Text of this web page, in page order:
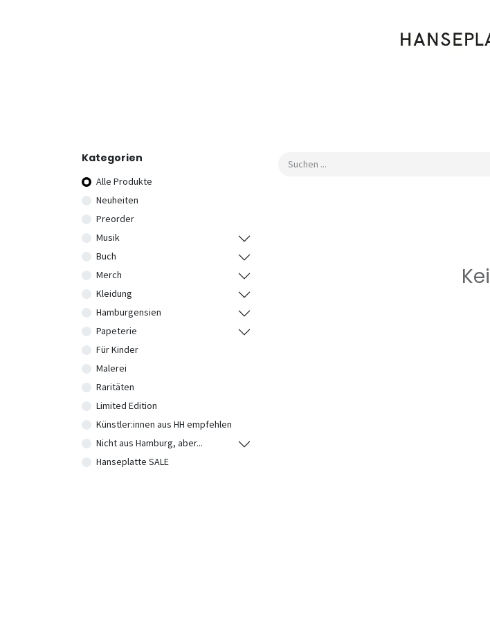
Kategorien
Alle Produkte
Neuheiten
Preorder
Musik
Buch
Merch
Kleidung
Hamburgensien
Papeterie
Für Kinder
Malerei
Raritäten
Limited Edition
Künstler:innen aus HH empfehlen
Nicht aus Hamburg, aber...
Hanseplatte SALE